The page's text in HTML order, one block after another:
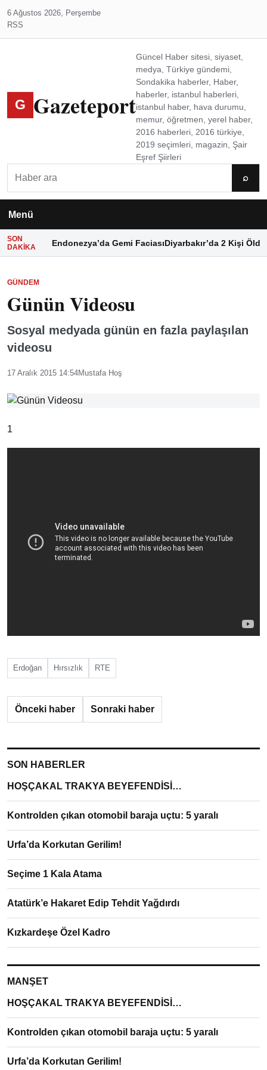
6 Ağustos 2026, Perşembe
RSS
G Gazeteport
Güncel Haber sitesi, siyaset,
medya, Türkiye gündemi,
Sondakika haberler, Haber,
haberler, istanbul haberleri,
istanbul haber, hava durumu,
memur, öğretmen, yerel haber,
2016 haberleri, 2016 türkiye,
2019 seçimleri, magazin, Şair
Eşref Şiirleri
⌕
Menü
SON
DAKIKA
Endonezya’da Gemi FaciasıDiyarbakır’da 2 Kişi Öldü
GÜNDEM
Günün Videosu
Sosyal medyada günün en fazla paylaşılan
videosu
17 Aralık 2015 14:54Mustafa Hoş
1
Erdoğan Hırsızlık RTE
Önceki haber Sonraki haber
SON HABERLER
HOŞÇAKAL TRAKYA BEYEFENDİSİ…
Kontrolden çıkan otomobil baraja uçtu: 5 yaralı
Urfa’da Korkutan Gerilim!
Seçime 1 Kala Atama
Atatürk’e Hakaret Edip Tehdit Yağdırdı
Kızkardeşe Özel Kadro
MANŞET
HOŞÇAKAL TRAKYA BEYEFENDİSİ…
Kontrolden çıkan otomobil baraja uçtu: 5 yaralı
Urfa’da Korkutan Gerilim!